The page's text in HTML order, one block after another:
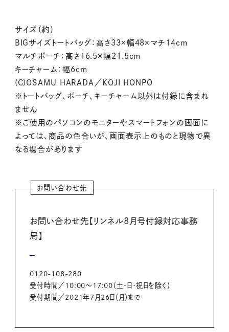
サイズ（約）
BIGサイズトートバッグ：高さ33×幅48×マチ14cm
マルチポーチ：高さ16.5×幅21.5cm
キーチャーム：幅6cm
(C)OSAMU HARADA／KOJI HONPO
※トートバッグ、ポーチ、キーチャーム以外は付録に含まれ
ません
※ご使用のパソコンのモニターやスマートフォンの画面に
よっては、商品の色合いが、画面表示上のものと現物で異
なる場合があります
お問い合わせ先
お問い合わせ先【リンネル8月号付録対応事務
局】
0120-108-280
受付時間／10:00～17:00（土・日・祝日を除く）
受付期間／2021年7月26日（月）まで